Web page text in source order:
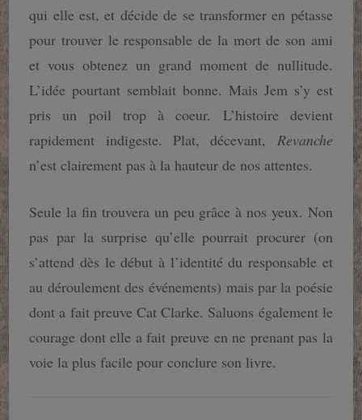
qui elle est, et décide de se transformer en pétasse
pour trouver le responsable de la mort de son ami
et vous obtenez un grand moment de nullitude.
L’idée pourtant semblait bonne. Mais Jem s’y est
pris un poil trop à coeur. L’histoire devient
rapidement indigeste. Plat, décevant, Revanche
n’est clairement pas à la hauteur de nos attentes.
Seule la fin trouvera un peu grâce à nos yeux. Non
pas par la surprise qu’elle pourrait procurer (on
s’attend dès le début à l’identité du responsable et
au déroulement des événements) mais par la poésie
dont a fait preuve Cat Clarke. Saluons également le
courage dont elle a fait preuve en ne prenant pas la
voie la plus facile pour conclure son livre.